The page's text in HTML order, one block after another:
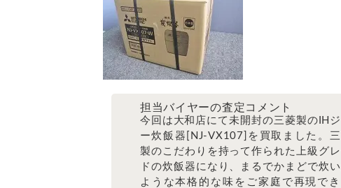
担当バイヤーの査定コメント
今回は大和店にて未開封の三菱製のIHジ
ー炊飯器[NJ-VX107]を買取ました。
製のこだわりを持って作られた上級グ
ドの炊飯器になり、まるでかまどで炊い
ような本格的な味をご家庭で再現でき